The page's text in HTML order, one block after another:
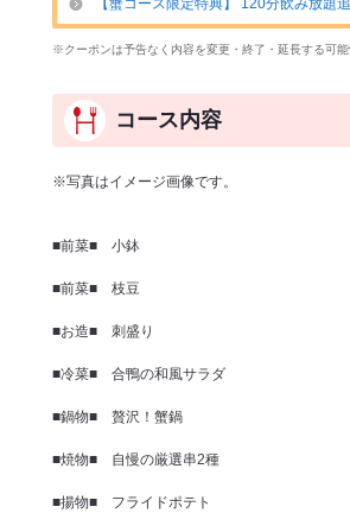
【蟹コース限定特典】 120分飲み放
※クーポンは予告なく内容を変更・終了・延長する可能
コース内容
※写真はイメージ画像です。
■前菜■ 小鉢
■前菜■ 枝豆
■お造■ 刺盛り
■冷菜■ 合鴨の和風サラダ
■鍋物■ 贅沢！蟹鍋
■焼物■ 自慢の厳選串2種
■揚物■ フライドポテト